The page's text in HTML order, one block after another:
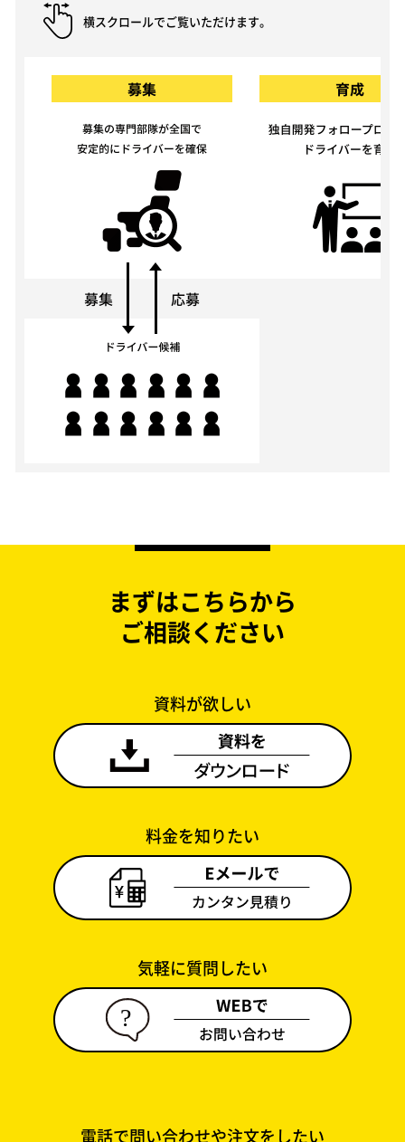
横スクロールでご覧いただけます。
まずはこちらから
ご相談ください
資料が欲しい
料金を知りたい
気軽に質問したい
電話で問い合わせや注文をしたい